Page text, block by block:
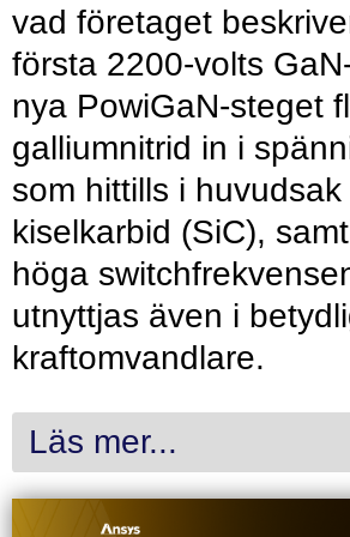
vad företaget
första 2200-volts
nya PowiGaN-steget
galliumnitrid in i
som hittills i
kiselkarbid (SiC),
höga
utnyttjas även i
kraftomvandlare.
Läs mer...